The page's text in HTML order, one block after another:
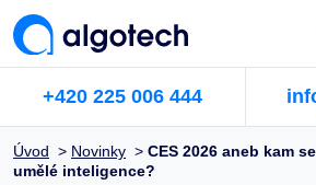
+420 225 006 444
Úvod > Novinky > CES 2026 aneb kam
umělé inteligence?